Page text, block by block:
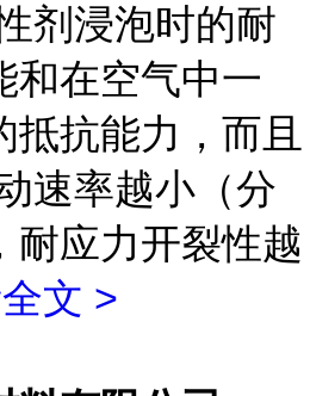
剂浸泡时的耐
和在空气中一
抗能力，而且
速率越小（分
耐应力开裂性越
文 >